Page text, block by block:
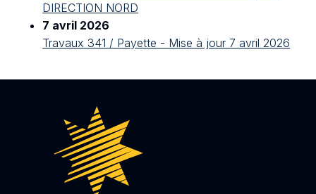
DIRECTION NORD
7 avril 2026
Travaux 341 / Payette - Mise à jour 7 avril 2026